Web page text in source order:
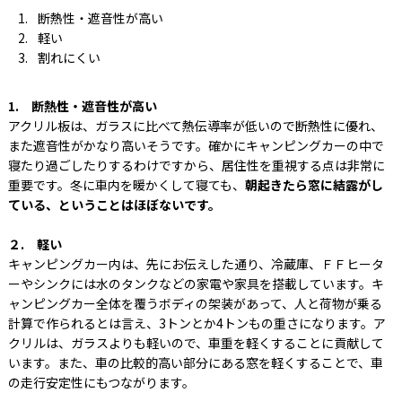
断熱性・遮音性が高い
軽い
割れにくい
1. 断熱性・遮音性が高い
アクリル板は、ガラスに比べて熱伝導率が低いので断熱性に優れ、
また遮音性がかなり高いそうです。確かにキャンピングカーの中で
寝たり過ごしたりするわけですから、居住性を重視する点は非常に
重要です。冬に車内を暖かくして寝ても、 朝起きたら窓に結露がし
ている、ということはほぼないです。
２. 軽い
キャンピングカー内は、先にお伝えした通り、冷蔵庫、ＦＦヒータ
ーやシンクには水のタンクなどの家電や家具を搭載しています。キ
ャンピングカー全体を覆うボディの架装があって、人と荷物が乗る
計算で作られるとは言え、3トンとか4トンもの重さになります。ア
クリルは、ガラスよりも軽いので、車重を軽くすることに貢献して
います。また、車の比較的高い部分にある窓を軽くすることで、車
の走行安定性にもつながります。